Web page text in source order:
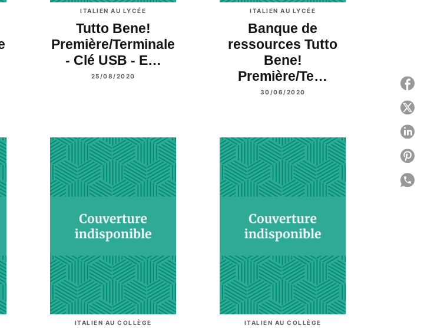
ITALIEN AU LYCÉE
Tutto Bene!
Première/Terminale
- Clé USB - E…
25/08/2020
ITALIEN AU LYCÉE
Banque de
ressources Tutto
Bene!
Première/Te…
30/06/2020
ITALIEN AU COLLÈGE ITALIEN AU COLLÈGE